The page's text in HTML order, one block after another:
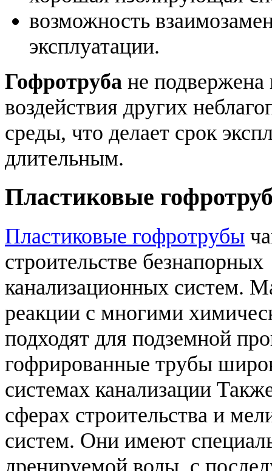
возможность
эксплуатации.
Гофротруба не
воздействия других
среды, что делает срок
длительным.
Пластиковые
Пластиковые гофротрубы
строительстве
канализационных систем.
реакции с многими
подходят для подземной
гофрированные трубы
системах канализации
сферах строительства и
систем. Они имеют
дренируемой воды, с